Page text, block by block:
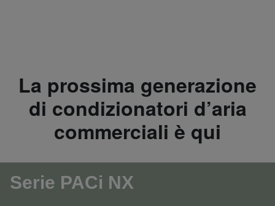
La prossima generazione
di condizionatori d’aria
commerciali è qui
Serie PACi NX